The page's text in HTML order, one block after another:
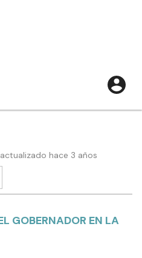
hace 3 años
GOBERNADOR EN LA